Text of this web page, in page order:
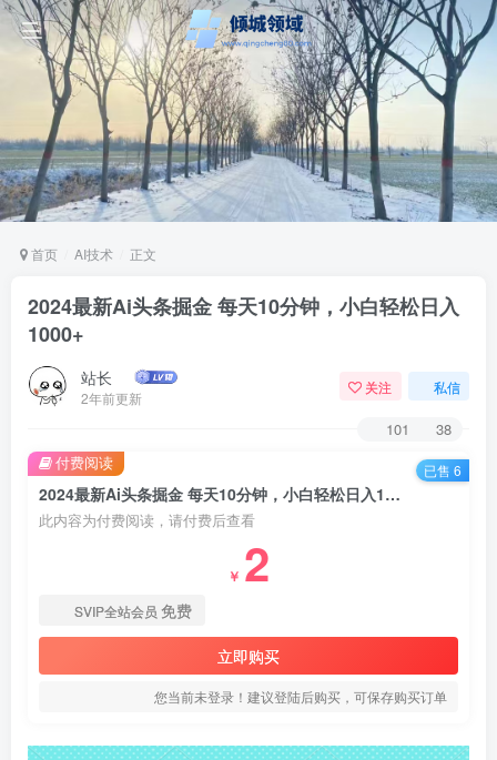
首页 AI技术 正文
2024最新Ai头条掘金 每天10分钟，小白轻松日入
1000+
站长
2年前更新
关注 私信
101 38
2024最新Ai头条掘金 每天10分钟，小白轻松日入1000+
此内容为付费阅读，请付费后查看
￥ 2
SVIP全站会员 免费
立即购买
您当前未登录！建议登陆后购买，可保存购买订单
付费阅读 已售 6